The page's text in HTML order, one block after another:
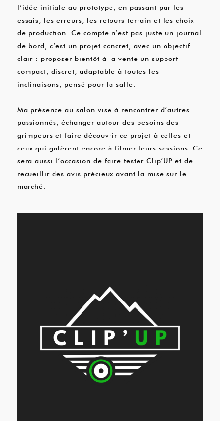
l’idée initiale au prototype, en passant par les
essais, les erreurs, les retours terrain et les choix
de production. Ce compte n’est pas juste un journal
de bord, c’est un projet concret, avec un objectif
clair : proposer bientôt à la vente un support
compact, discret, adaptable à toutes les
inclinaisons, pensé pour la salle.
Ma présence au salon vise à rencontrer d’autres
passionnés, échanger autour des besoins des
grimpeurs et faire découvrir ce projet à celles et
ceux qui galèrent encore à filmer leurs sessions. Ce
sera aussi l’occasion de faire tester Clip’UP et de
recueillir des avis précieux avant la mise sur le
marché.